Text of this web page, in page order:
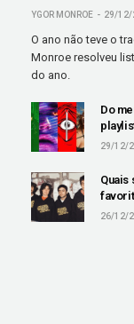
YGOR MONROE 29/12/
O ano não teve o
Monroe resolveu
do ano.
Do
29/12/
Quais
26/12/